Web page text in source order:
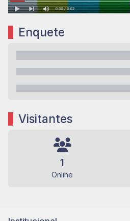
Enquete
Visitantes
1
Online